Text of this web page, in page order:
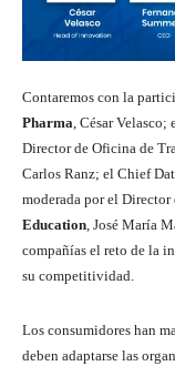
Contaremos con la
Pharma, César Velasco;
Director de Oficina de
Carlos Ranz; el Chief
moderada por el
Education, José María
compañías el reto de la
su competitividad.
Los consumidores han
deben adaptarse las